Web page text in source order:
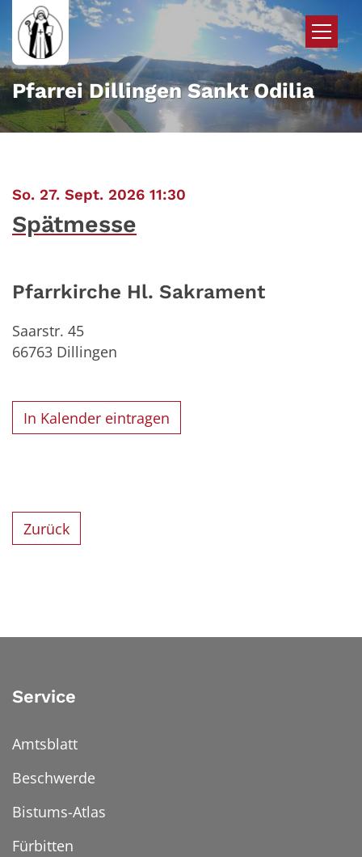
Zum Inhalt springen
Pfarrei Dillingen Sankt Odilia
So. 27. Sept. 2026 11:30
Spätmesse
Pfarrkirche Hl. Sakrament
Saarstr. 45
66763 Dillingen
In Kalender eintragen
Zurück
Service
Amtsblatt
Beschwerde
Bistums-Atlas
Fürbitten